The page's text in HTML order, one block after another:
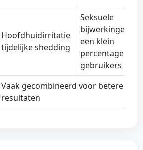
Hoofdhuidirritatie,
tijdelijke shedding
Seksuele
bijwerkingen bij
een klein
percentage
gebruikers
Vaak gecombineerd voor betere
resultaten